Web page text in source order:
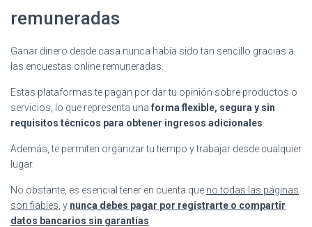
remuneradas
Ganar dinero desde casa nunca había sido tan sencillo gracias a
las encuestas online remuneradas.
Estas plataformas te pagan por dar tu opinión sobre productos o
servicios, lo que representa una forma flexible, segura y sin
requisitos técnicos para obtener ingresos adicionales
Además, te permiten organizar tu tiempo y trabajar desde cualquier
lugar.
No obstante, es esencial tener en cuenta que no todas las páginas
son fiables , y nunca debes pagar por registrarte o compartir
datos bancarios sin garantías